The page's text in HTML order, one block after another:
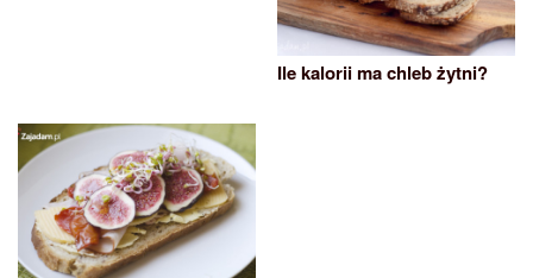
Ile kalorii ma chleb żytni?